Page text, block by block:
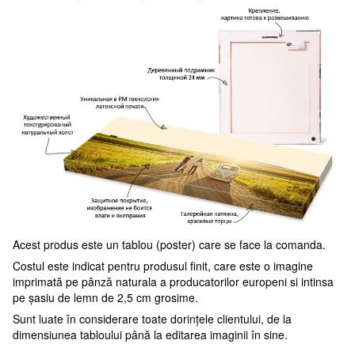
Acest produs este un tablou (poster) care se face la comanda.
Costul este indicat pentru produsul finit, care este o imagine
imprimată pe pânză naturala a producatorilor europeni si intinsa
pe șasiu de lemn de 2,5 cm grosime.
Sunt luate în considerare toate dorințele clientului, de la
dimensiunea tabloului până la editarea imaginii în sine.